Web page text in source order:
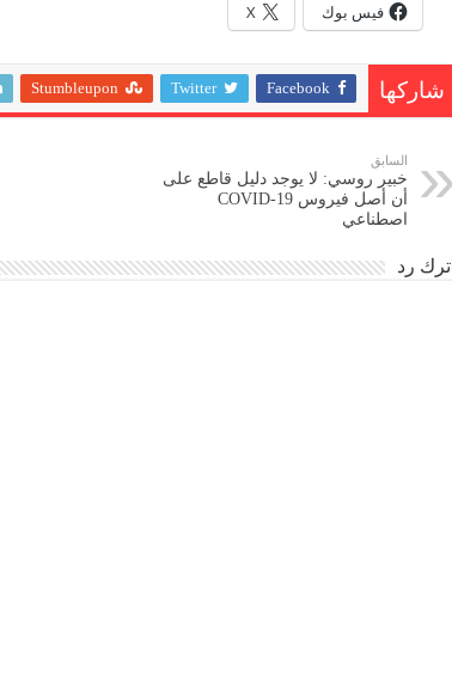
فيس بوك X
شاركها Facebook
Twitter
Stumbleupon
السابق
خبير روسي: لا يوجد دليل قاطع على
أن أصل فيروس COVID-19
اصطناعي
اترك رد